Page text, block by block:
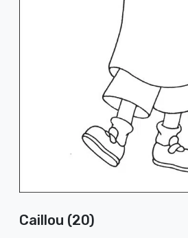
Caillou (20)